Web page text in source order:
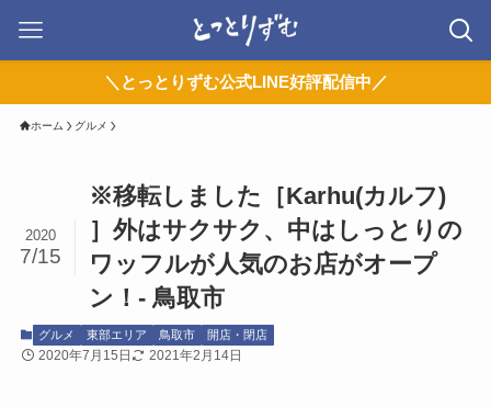
＼とっとりずむ公式LINE好評配信中／
ホーム グルメ
※移転しました［Karhu(カルフ)
］外はサクサク、中はしっとりの
ワッフルが人気のお店がオープ
ン！- 鳥取市
2020
7/15
グルメ 東部エリア 鳥取市 開店・閉店
2020年7月15日 2021年2月14日